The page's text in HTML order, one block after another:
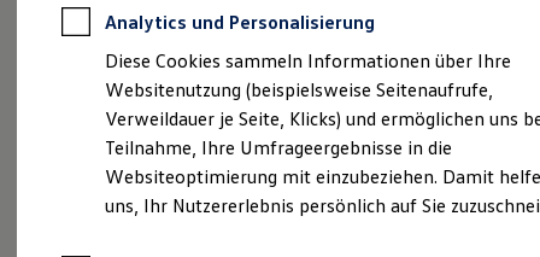
Autokredit mit Schlussrate
Versicherungen und Garantien
Kfz-Versicherung
Restschuldversicherungen
Garantien
Wartungsverträge
Geschäftskunden
Professional Class bei Volkswagen
Großkunden
Behörden
Impressum & Rechtliches
Analytics und Personalisierung
Diese Cookies sammeln Informationen über Ihre
Websitenutzung (beispielsweise Seitenaufrufe,
Verweildauer je Seite, Klicks) und ermöglichen uns
Teilnahme, Ihre Umfrageergebnisse in die
Websiteoptimierung mit einzubeziehen. Damit
uns, Ihr Nutzererlebnis persönlich auf Sie